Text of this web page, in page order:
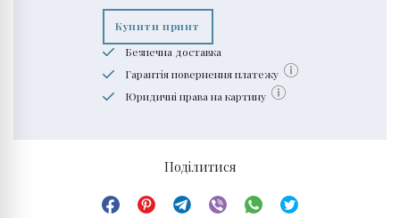
Купити принт
Безпечна доставка
Гарантія повернення платежу
Юридичні права на картину
Поділитися